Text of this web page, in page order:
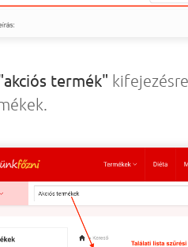
termék"